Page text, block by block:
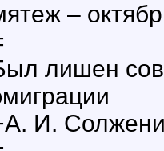
–
лишен
И.